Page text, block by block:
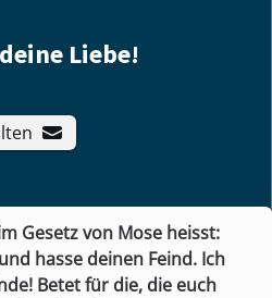
Liebe!
Gesetz von Mose heisst:
hasse deinen Feind. Ich
Betet für die, die euch